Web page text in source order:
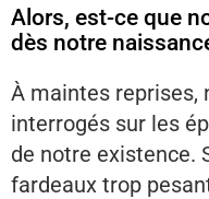
Alors, est-ce que
dès notre
À maintes reprises,
interrogés sur les
de notre existence.
fardeaux trop